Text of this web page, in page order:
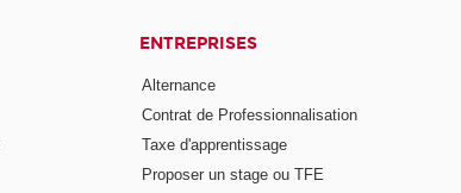
ENTREPRISES
Alternance
Contrat de Professionnalisation
Taxe d'apprentissage
Proposer un stage ou TFE